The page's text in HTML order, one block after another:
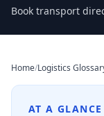
Book transport
Home/Logistics
AT A GLANCE